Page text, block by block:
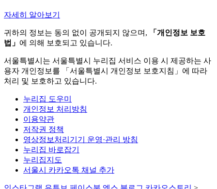
자세히 알아보기
귀하의 정보는 동의 없이 공개되지 않으며,
「개인정보 보호
법」 에 의해 보호되고 있습니다.
서울특별시는 서울특별시 누리집 서비스 이용 시 제공하는 사
용자 개인정보를 「서울특별시 개인정보 보호지침」에 따라
처리 및 보호하고 있습니다.
누리집 도우미
개인정보 처리방침
이용약관
저작권 정책
영상정보처리기기 운영·관리 방침
누리집 바로잡기
누리집지도
서울시 카카오톡 채널 추가